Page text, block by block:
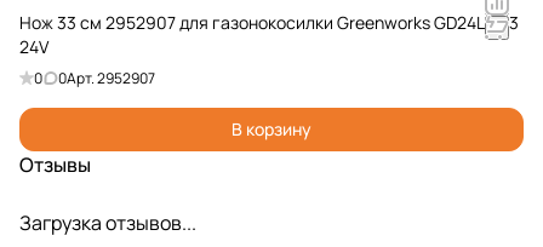
Нож 33 см 2952907 для газонокосилки Greenworks GD24LM33
24V
0 0Арт.2952907
В корзину
Отзывы
Загрузка отзывов...